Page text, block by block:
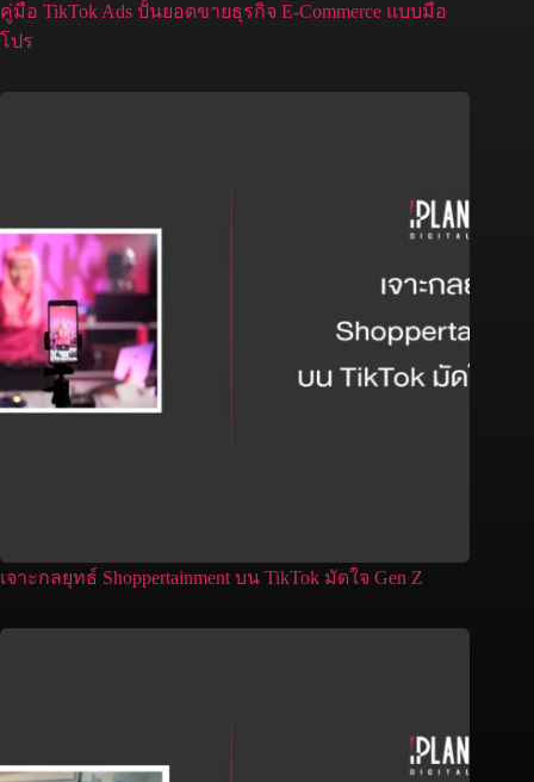
คู่มือ TikTok Ads ปั้นยอดขายธุรกิจ E-Commerce แบบมือ
โปร
เจาะกลยุทธ์ Shoppertainment บน TikTok มัดใจ Gen Z